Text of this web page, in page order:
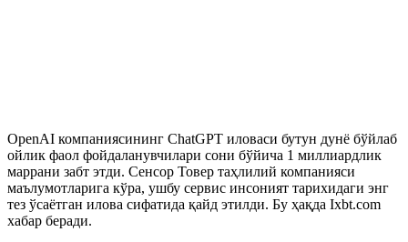
OpenAI компаниясининг ChatGPT иловаси бутун дунё бўйлаб
ойлик фаол фойдаланувчилари сони бўйича 1 миллиардлик
маррани забт этди. Сенсор Товер таҳлилий компанияси
маълумотларига кўра, ушбу сервис инсоният тарихидаги энг
тез ўсаётган илова сифатида қайд этилди. Бу ҳақда Ixbt.com
хабар беради.